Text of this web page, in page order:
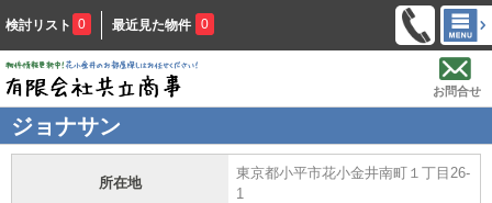
検討リスト 0 最近見た物件 0
お問合せ
ジョナサン
所在地
東京都小平市花小金井南町１丁目26-
1